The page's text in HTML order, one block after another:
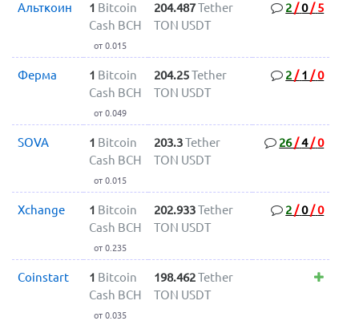
Альткоин 1 Bitcoin
Cash BCH
от 0.015
204.487Tether
TON USDT
2/0/ 5
Ферма 1 Bitcoin
Cash BCH
от 0.049
204.25Tether
TON USDT
2/ 1/0
SOVA 1 Bitcoin
Cash BCH
от 0.015
203.3Tether
TON USDT
26/4/0
Xchange 1 Bitcoin
Cash BCH
от 0.235
202.933Tether
TON USDT
2/0/0
Coinstart 1 Bitcoin
Cash BCH
от 0.035
198.462Tether
TON USDT